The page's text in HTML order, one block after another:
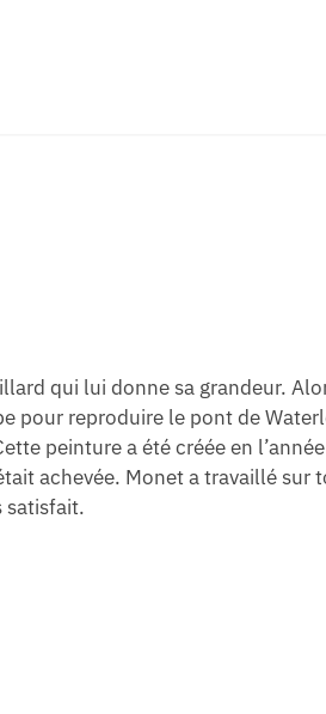
qui lui donne sa grandeur.
pour reproduire le pont de
peinture a été créée en
achevée. Monet a travaillé sur
satisfait.